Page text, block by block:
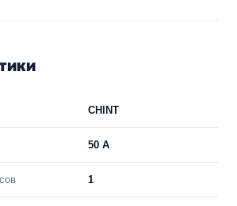
CHINT
50 A
1